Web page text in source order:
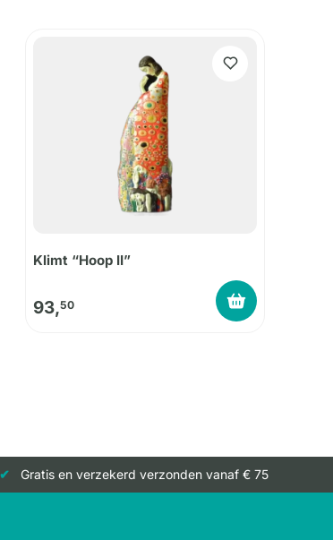
Klimt “Hoop II”
93,50
Gratis en verzekerd verzonden vanaf € 75